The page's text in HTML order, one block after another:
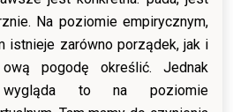
Na poziomie empirycznym,
istnieje zarówno porządek, jak i
pogodę określić. Jednak
wygląda to na poziomie